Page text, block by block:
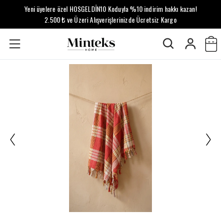
Yeni üyelere özel HOSGELDİN10 Koduyla %10 indirim hakkı kazan!
2.500 ₺ ve Üzeri Alışverişlerinizde Ücretsiz Kargo